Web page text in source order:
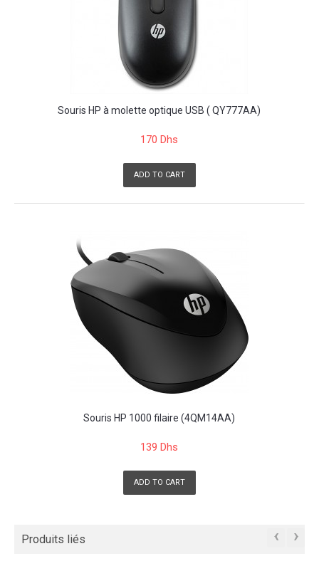
Souris HP à molette optique USB ( QY777AA)
170 Dhs
ADD TO CART
Souris HP 1000 filaire (4QM14AA)
139 Dhs
ADD TO CART
Produits liés ‹ ›